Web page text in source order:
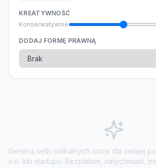
KREATYWNOŚĆ
Konserwatywnie
DODAJ FORMĘ PRAWNĄ
Generuj setki unikalnych nazw dla swojej
o.o. lub startupu. Bezpłatnie, natychmiast,